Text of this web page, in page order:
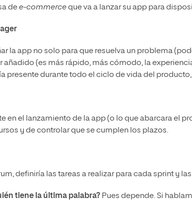
dee-commerceque va a lanzar su app para
la app no solo para que resuelva un problema
añadido (es más rápido, más cómodo, la
presente durante todo el ciclo de vida del
en el lanzamiento de la app (o lo que abarcara el
y de controlar que se cumplen los plazos.
definiría las tareas a realizar para cada sprint y
tiene la última palabra? Pues depende. Si